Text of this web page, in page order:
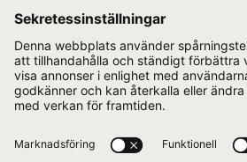
NYHETSBREV
E-post
Jag bekräftar att jag vill